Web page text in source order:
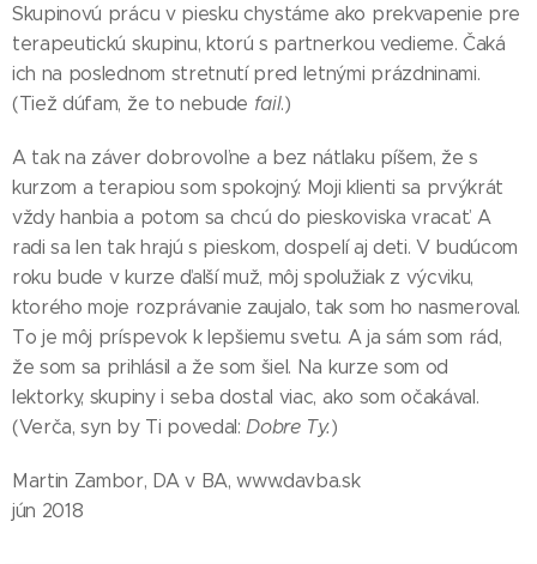
Skupinovú prácu v piesku chystáme ako prekvapenie pre
terapeutickú skupinu, ktorú s partnerkou vedieme. Čaká
ich na poslednom stretnutí pred letnými prázdninami.
(Tiež dúfam, že to nebude fail.)
A tak na záver dobrovoľne a bez nátlaku píšem, že s
kurzom a terapiou som spokojný. Moji klienti sa prvýkrát
vždy hanbia a potom sa chcú do pieskoviska vracať. A
radi sa len tak hrajú s pieskom, dospelí aj deti. V budúcom
roku bude v kurze ďalší muž, môj spolužiak z výcviku,
ktorého moje rozprávanie zaujalo, tak som ho nasmeroval.
To je môj príspevok k lepšiemu svetu. A ja sám som rád,
že som sa prihlásil a že som šiel. Na kurze som od
lektorky, skupiny i seba dostal viac, ako som očakával.
(Verča, syn by Ti povedal:Dobre Ty.)
Martin Zambor, DA v BA, www.davba.sk
jún 2018